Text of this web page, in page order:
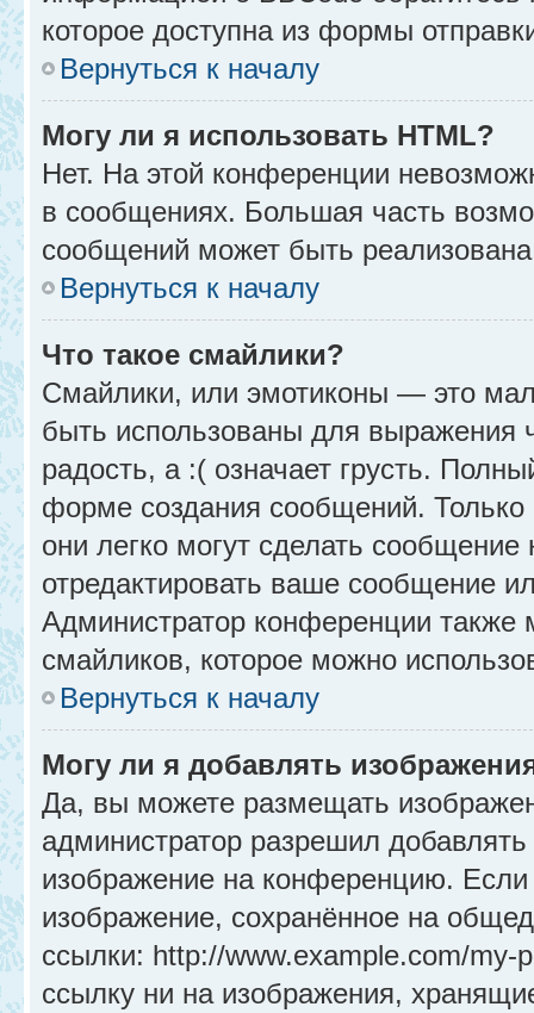
которое доступна из формы
Вернуться к началу
Могу ли я использовать HTML?
Нет. На этой конференции
в сообщениях. Большая часть
сообщений может быть
Вернуться к началу
Что такое смайлики?
Смайлики, или эмотиконы — это
быть использованы для выражения
радость, а :( означает грусть.
форме создания сообщений. Только
они легко могут сделать
отредактировать ваше сообщение
Администратор конференции также
смайликов, которое можно
Вернуться к началу
Могу ли я добавлять
Да, вы можете размещать
администратор разрешил
изображение на конференцию.
изображение, сохранённое на
ссылки: http://www.example.com/
ссылку ни на изображения,